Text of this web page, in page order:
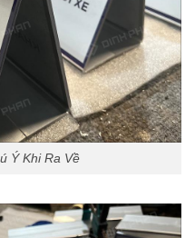
Ý Khi Ra Về